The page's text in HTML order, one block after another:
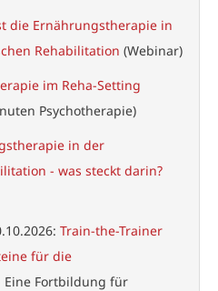
die Ernährungstherapie in
Rehabilitation (Webinar)
im Reha-Setting
Psychotherapie)
in der
- was steckt darin?
Train-the-Trainer
für die
Eine Fortbildung für